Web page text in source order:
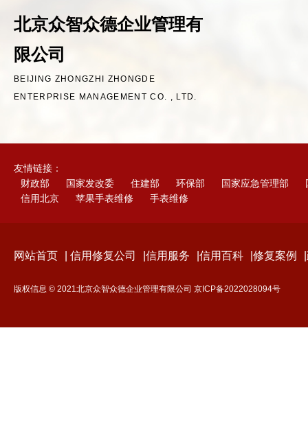
北京众智众德企业管理有
限公司
BEIJING ZHONGZHI ZHONGDE
ENTERPRISE MANAGEMENT CO. , LTD.
友情链接：
财政部
国家发改委 住建部 环保部 国家应急管理部
信用北京
苹果手表维修 手表维修
网站首页 信用修复公司 信用服务 信用百科 修复案例
版权信息 © 2021北京众智众德企业管理有限公司 京ICP备2022028094号